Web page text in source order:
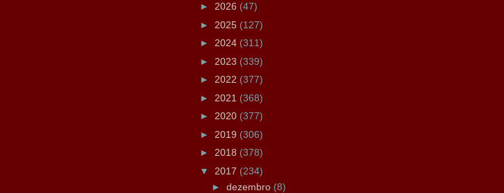
► 2026 (47)
► 2025 (127)
► 2024 (311)
► 2023 (339)
► 2022 (377)
► 2021 (368)
► 2020 (377)
► 2019 (306)
► 2018 (378)
▼ 2017 (234)
► dezembro (8)